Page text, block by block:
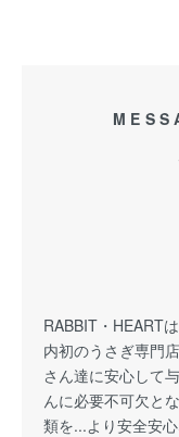
RABBIT・HEART
内初のうさぎ専門
さん達に安心して
んに必要不可欠と
類を...より安全安